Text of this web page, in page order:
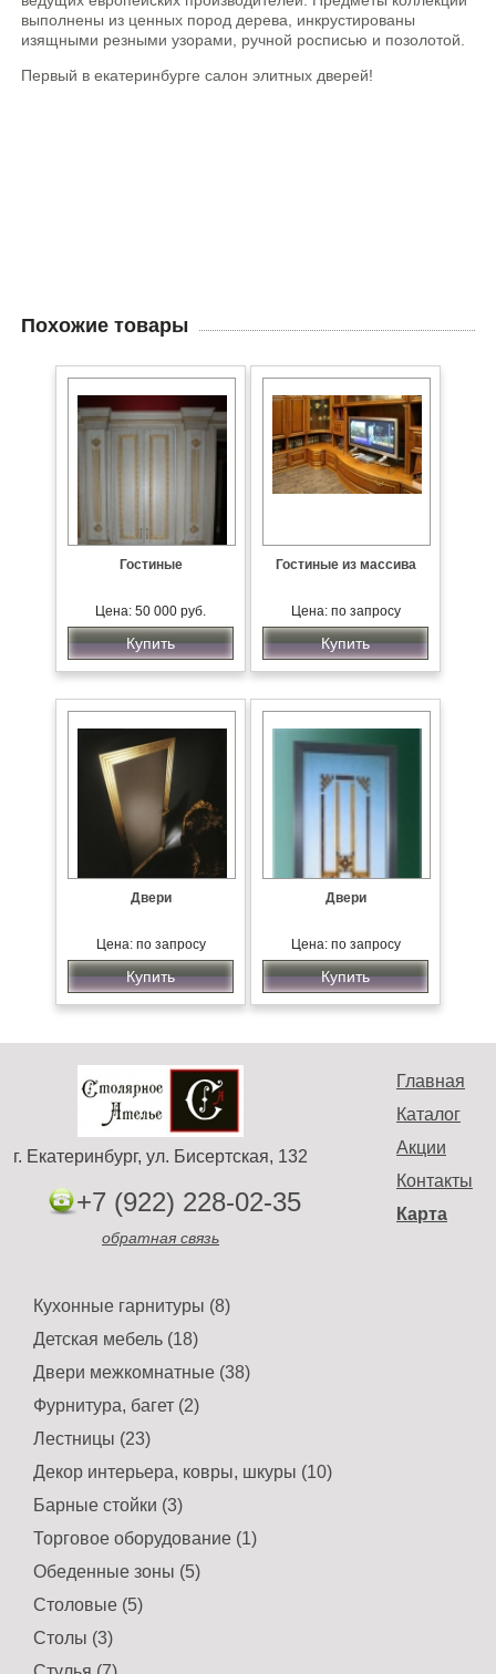
выполнены из ценных пород дерева, инкрустированы
изящными резными узорами, ручной росписью и позолотой.
Первый в екатеринбурге салон элитных дверей!
Похожие товары
Гостиные
Цена: 50 000 руб.
Купить
Гостиные из массива
Цена: по запросу
Купить
Двери
Цена: по запросу
Купить
Двери
Цена: по запросу
Купить
Главная
Каталог
Акции
Контакты
Карта
г. Екатеринбург, ул. Бисертская, 132
+7 (922) 228-02-35
обратная связь
Кухонные гарнитуры (8)
Детская мебель (18)
Двери межкомнатные (38)
Фурнитура, багет (2)
Лестницы (23)
Декор интерьера, ковры, шкуры (10)
Барные стойки (3)
Торговое оборудование (1)
Обеденные зоны (5)
Столовые (5)
Столы (3)